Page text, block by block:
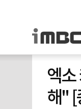
엑
해" [